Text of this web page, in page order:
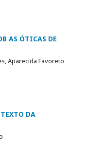
AS ÓTICAS DE
Aparecida Favoreto
DA